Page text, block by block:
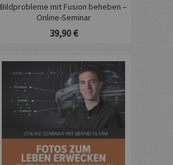
Bildprobleme mit Fusion beheben –
Online-Seminar
39,90 €